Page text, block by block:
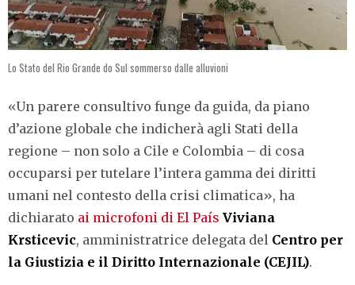
Lo Stato del Rio Grande do Sul sommerso dalle alluvioni
«Un parere consultivo funge da guida, da piano
d’azione globale che indicherà agli Stati della
regione – non solo a Cile e Colombia – di cosa
occuparsi per tutelare l’intera gamma dei diritti
umani nel contesto della crisi climatica», ha
dichiarato ai microfoni di El País Viviana
Krsticevic, amministratrice delegata del Centro per
la Giustizia e il Diritto Internazionale (CEJIL).